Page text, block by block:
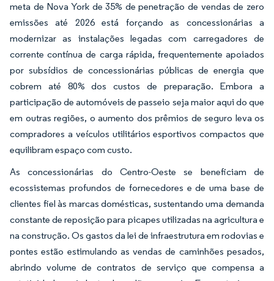
meta de Nova York de 35% de penetração de vendas de zero
emissões até 2026 está forçando as concessionárias a
modernizar as instalações legadas com carregadores de
corrente contínua de carga rápida, frequentemente apoiados
por subsídios de concessionárias públicas de energia que
cobrem até 80% dos custos de preparação. Embora a
participação de automóveis de passeio seja maior aqui do que
em outras regiões, o aumento dos prêmios de seguro leva os
compradores a veículos utilitários esportivos compactos que
equilibram espaço com custo.
As concessionárias do Centro-Oeste se beneficiam de
ecossistemas profundos de fornecedores e de uma base de
clientes fiel às marcas domésticas, sustentando uma demanda
constante de reposição para picapes utilizadas na agricultura e
na construção. Os gastos da lei de infraestrutura em rodovias e
pontes estão estimulando as vendas de caminhões pesados,
abrindo volume de contratos de serviço que compensa a